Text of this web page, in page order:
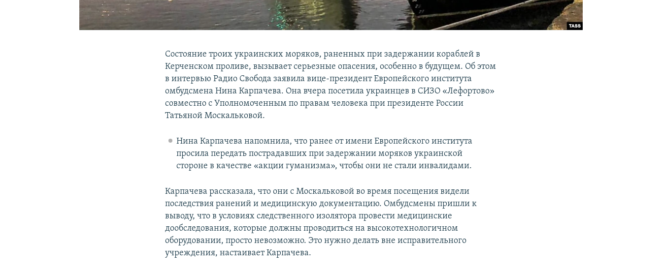
Состояние троих украинских моряков, раненных при задержании кораблей в
Керченском проливе, вызывает серьезные опасения, особенно в будущем. Об этом
в интервью Радио Свобода заявила вице-президент Европейского института
омбудсмена Нина Карпачева. Она вчера посетила украинцев в СИЗО «Лефортово»
совместно с Уполномоченным по правам человека при президенте России
Татьяной Москальковой.
Нина Карпачева напомнила, что ранее от имени Европейского института
просила передать пострадавших при задержании моряков украинской
стороне в качестве «акции гуманизма», чтобы они не стали инвалидами.
Карпачева рассказала, что они с Москальковой во время посещения видели
последствия ранений и медицинскую документацию. Омбудсмены пришли к
выводу, что в условиях следственного изолятора провести медицинские
дообследования, которые должны проводиться на высокотехнологичном
оборудовании, просто невозможно. Это нужно делать вне исправительного
учреждения, настаивает Карпачева.